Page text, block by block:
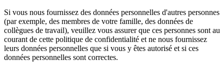
Si vous nous fournissez des données personnelles d'autres personnes
(par exemple, des membres de votre famille, des données de
collègues de travail), veuillez vous assurer que ces personnes sont au
courant de cette politique de confidentialité et ne nous fournissez
leurs données personnelles que si vous y êtes autorisé et si ces
données personnelles sont correctes.